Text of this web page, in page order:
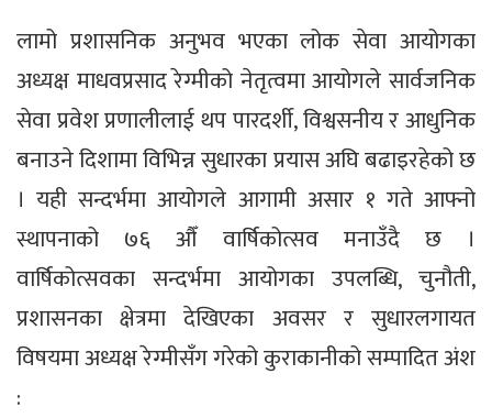
लामो प्रशासनिक अनुभव भएका लोक सेवा आयोगका
अध्यक्ष माधवप्रसाद रेग्मीको नेतृत्वमा आयोगले सार्वजनिक
सेवा प्रवेश प्रणालीलाई थप पारदर्शी, विश्वसनीय र आधुनिक
बनाउने दिशामा विभिन्न सुधारका प्रयास अघि बढाइरहेको छ
। यही सन्दर्भमा आयोगले आगामी असार १ गते आफ्नो
स्थापनाको ७६ औँ वार्षिकोत्सव मनाउँदै छ ।
वार्षिकोत्सवका सन्दर्भमा आयोगका उपलब्धि, चुनौती,
प्रशासनका क्षेत्रमा देखिएका अवसर र सुधारलगायत
विषयमा अध्यक्ष रेग्मीसँग गरेको कुराकानीको सम्पादित अंश
: